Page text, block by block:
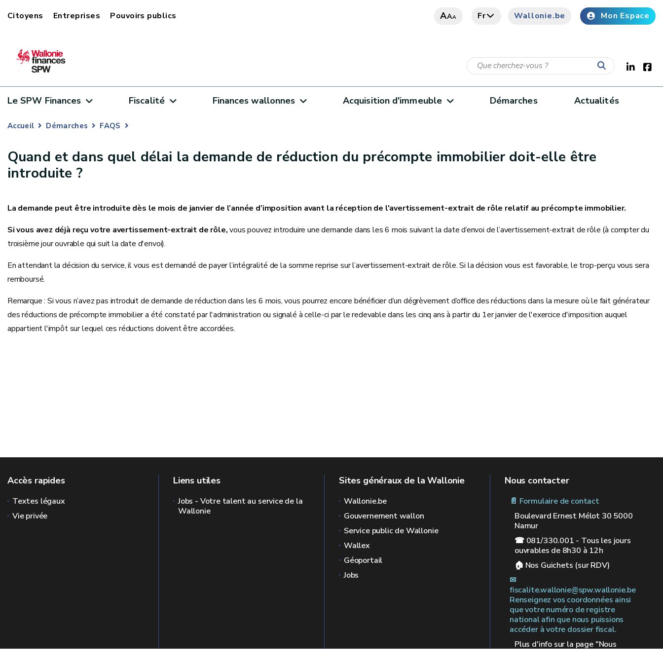
Citoyens Entreprises Pouvoirs publics AAA Fr Wallonie.be Mon Espace
Le SPW Finances Fiscalité Finances wallonnes Acquisition d'immeuble Démarches Actualités
Accueil Démarches FAQS
Quand et dans quel délai la demande de réduction du précompte immobilier doit-elle être
introduite ?
La demande peut être introduite dès le mois de janvier de l’année d’imposition avant la réception de l'avertissement-extrait de rôle relatif au précompte immobilier.
Si vous avez déjà reçu votre avertissement-extrait de rôle,vous pouvez introduire une demande dans les 6 mois suivant la date d’envoi de l’avertissement-extrait de rôle (à compter du
troisième jour ouvrable qui suit la date d'envoi).
En attendant la décision du service, il vous est demandé de payer l’intégralité de la somme reprise sur l’avertissement-extrait de rôle. Si la décision vous est favorable, le trop-perçu vous sera
remboursé.
Remarque : Si vous n’avez pas introduit de demande de réduction dans les 6 mois, vous pourrez encore bénéficier d’un dégrèvement d’office des réductions dans la mesure où le fait générateur
des réductions de précompte immobilier a été constaté par l'administration ou signalé à celle-ci par le redevable dans les cinq ans à partir du 1er janvier de l'exercice d'imposition auquel
appartient l'impôt sur lequel ces réductions doivent être accordées.
Accès rapides
Textes légaux
Vie privée
Liens utiles
Jobs - Votre talent au service de la
Wallonie
Sites généraux de la Wallonie
Wallonie.be
Gouvernement wallon
Service public de Wallonie
Wallex
Géoportail
Jobs
Nous contacter
📄 Formulaire de contact
Boulevard Ernest Mélot 30 5000
Namur
☎ 081/330.001 - Tous les jours
ouvrables de 8h30 à 12h
🏠︎ Nos Guichets (sur RDV)
✉︎
fiscalite.wallonie@spw.wallonie.be
Renseignez vos coordonnées ainsi
que votre numéro de registre
national afin que nous puissions
accéder à votre dossier fiscal.
Plus d'info sur la page "Nous